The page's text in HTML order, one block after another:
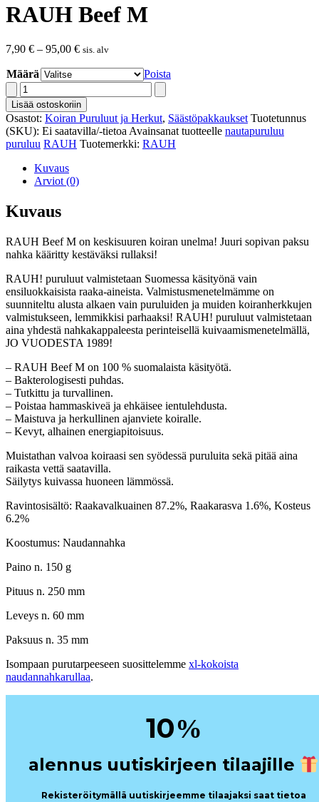
RAUH Beef M
7,90 € – 95,00 €Hintaluokka:
95,00 €
sis. alv
Määrä
Poista
RAUH
Beef
M
määrä
Lisää ostoskoriin
Osastot: Koiran Puruluut ja Herkut, Säästöpakkaukset Tuotetunnus
(SKU): Ei saatavilla/-tietoa Avainsanat tuotteelle nautapuruluu
puruluu RAUH Tuotemerkki: RAUH
Kuvaus
Arviot (0)
Kuvaus
RAUH Beef M on keskisuuren koiran unelma! Juuri sopivan paksu
nahka kääritty kestäväksi rullaksi!
RAUH! puruluut valmistetaan Suomessa käsityönä vain
ensiluokkaisista raaka-aineista. Valmistusmenetelmämme on
suunniteltu alusta alkaen vain puruluiden ja muiden koiranherkkujen
valmistukseen, lemmikkisi parhaaksi! RAUH! puruluut valmistetaan
aina yhdestä nahkakappaleesta perinteisellä kuivaamismenetelmällä,
JO VUODESTA 1989!
– RAUH Beef M on 100 % suomalaista käsityötä.
– Bakterologisesti puhdas.
– Tutkittu ja turvallinen.
– Poistaa hammaskiveä ja ehkäisee ientulehdusta.
– Maistuva ja herkullinen ajanviete koiralle.
– Kevyt, alhainen energiapitoisuus.
Muistathan valvoa koiraasi sen syödessä puruluita sekä pitää aina
raikasta vettä saatavilla.
Säilytys kuivassa huoneen lämmössä.
Ravintosisältö: Raakavalkuainen 87.2%, Raakarasva 1.6%, Kosteus
6.2%
Koostumus: Naudannahka
Paino n. 150 g
Pituus n. 250 mm
Leveys n. 60 mm
Paksuus n. 35 mm
Isompaan purutarpeeseen suosittelemme xl-kokoista
naudannahkarullaa.
10%
alennus uutiskirjeen tilaajille
Rekisteröitymällä uutiskirjeemme tilaajaksi saat tietoa